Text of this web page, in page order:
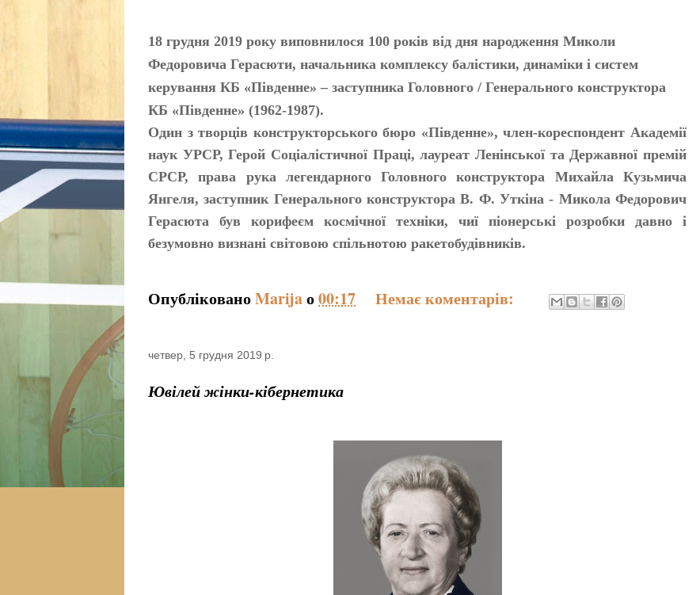
18 грудня 2019 року виповнилося 100 років від дня народження Миколи
Федоровича Герасюти, начальника комплексу балістики, динаміки і систем
керування КБ «Південне» – заступника Головного / Генерального конструктора
КБ «Південне» (1962-1987).
Один з творців конструкторського бюро «Південне», член-кореспондент Академії
наук УРСР, Герой Соціалістичної Праці, лауреат Ленінської та Державної премій
СРСР, права рука легендарного Головного конструктора Михайла Кузьмича
Янгеля, заступник Генерального конструктора В. Ф. Уткіна - Микола Федорович
Герасюта був корифеєм космічної техніки, чиї піонерські розробки давно і
безумовно визнані світовою спільнотою ракетобудівників.
ОпублікованоMarijaо00:17 Немає коментарів:
четвер, 5 грудня 2019 р.
Ювілей жінки-кібернетика